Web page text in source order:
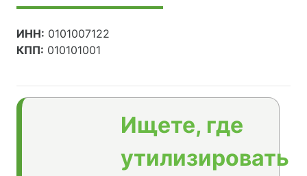
ИНН: 0101007122
КПП: 010101001
Ищете, где
утилизировать